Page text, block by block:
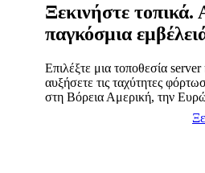
Ξεκινήστε τοπικά.
παγκόσμια
Επιλέξτε μια τοποθεσία
αυξήσετε τις ταχύτητες
στη Βόρεια Αμερική, την